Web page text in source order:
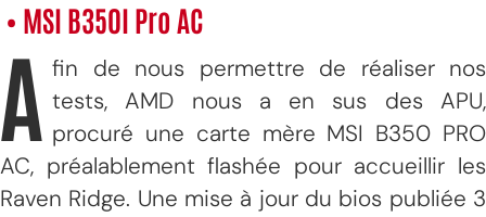
• MSI B350I Pro AC
A fin de nous permettre de réaliser nos
tests, AMD nous a en sus des APU,
procuré une carte mère MSI B350 PRO
AC, préalablement flashée pour accueillir les
Raven Ridge. Une mise à jour du bios publiée 3